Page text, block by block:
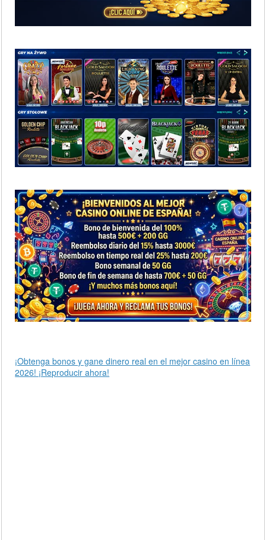
¡Obtenga bonos y gane dinero real en el mejor casino en línea
2026! ¡Reproducir ahora!